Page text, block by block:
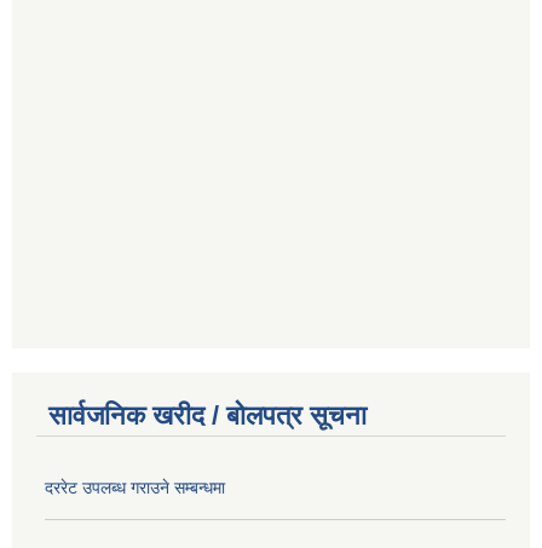
सार्वजनिक खरीद / बोलपत्र सूचना
दररेट उपलब्ध गराउने सम्बन्धमा